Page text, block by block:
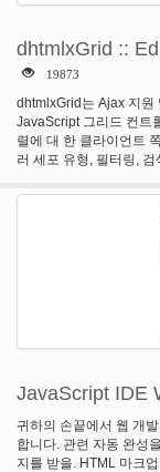
dhtmlxGrid ::
19873
dhtmlxGrid는 Ajax 지원
JavaScript 그리드 컨트
렬에 대 한 클라이언트
러 세포 유형, 필터링,
적으로 작동 하려면이
JavaScript IDE
귀하의 손끝에서 웹 개
합니다. 관련 자동 완성
지를 받을. HTML 마크